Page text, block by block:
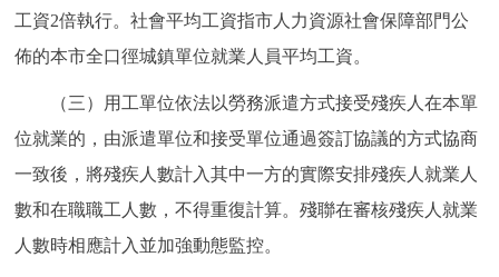
ENGLISH 한국어 日本語
ESPAÑOL PORTUGUÊS
工資2倍執行。社會平均工資指市人力資源社會保障部門公
佈的本市全口徑城鎮單位就業人員平均工資。
（三）用工單位依法以勞務派遣方式接受殘疾人在本單
位就業的，由派遣單位和接受單位通過簽訂協議的方式協商
一致後，將殘疾人數計入其中一方的實際安排殘疾人就業人
數和在職職工人數，不得重復計算。殘聯在審核殘疾人就業
人數時相應計入並加強動態監控。